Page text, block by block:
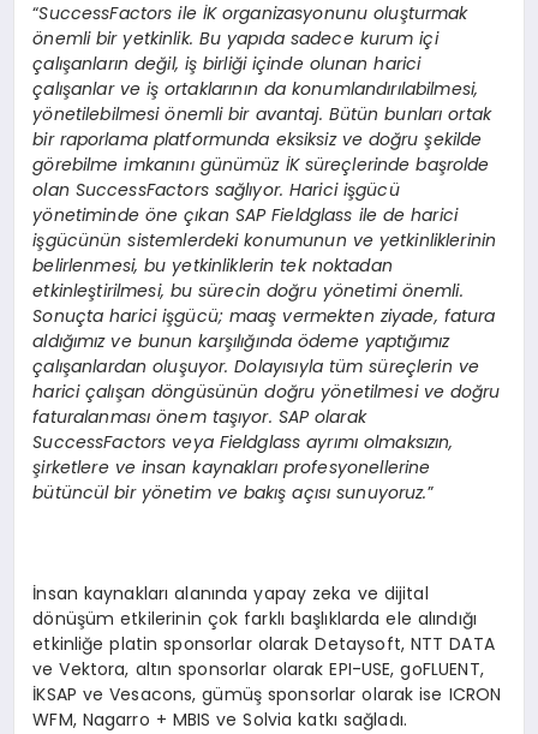
“SuccessFactors ile İK organizasyonunu oluşturmak
önemli bir yetkinlik. Bu yapıda sadece kurum içi
çalışanların değil, iş birliği içinde olunan harici
çalışanlar ve iş ortaklarının da konumlandırılabilmesi,
yönetilebilmesiönemli bir avantaj. Bütün bunları ortak
bir raporlama platformunda eksiksiz ve doğru şekilde
görebilme imkanını günümüz İK süreçlerinde başrolde
olan SuccessFactors sağlıyor. Harici işgücü
yönetiminde öne çıkan SAP Fieldglass ile de harici
işgücünün sistemlerdeki konumunun ve yetkinliklerinin
belirlenmesi, bu yetkinliklerin tek noktadan
etkinleştirilmesi, bu sürecin doğru yönetimi önemli.
Sonuçta harici işgücü; maaş vermekten ziyade, fatura
aldığımız ve bunun karşılığındaödeme yaptığımız
çalışanlardan oluşuyor. Dolayısıyla tüm süreçlerin ve
harici çalışan döngüsünün doğru yönetilmesi ve doğru
faturalanması önem taşıyor. SAP olarak
SuccessFactors veya Fieldglass ayrımı olmaksızın,
şirketlere ve insan kaynakları profesyonellerine
bütüncül bir yönetim ve bakış açısı sunuyoruz.”
İnsan kaynakları alanında yapay zeka ve dijital
dönüşüm etkilerinin çok farklı başlıklarda ele alındığı
etkinliğe platin sponsorlar olarak Detaysoft, NTT DATA
ve Vektora, altın sponsorlar olarak EPI-USE, goFLUENT,
İKSAP ve Vesacons, gümüş sponsorlar olarak ise ICRON
WFM, Nagarro + MBIS ve Solvia katkı sağladı.